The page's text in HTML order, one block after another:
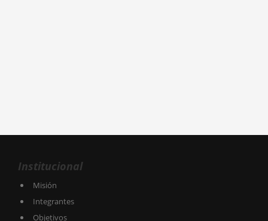
Institucional
Misión
Integrantes
Objetivos